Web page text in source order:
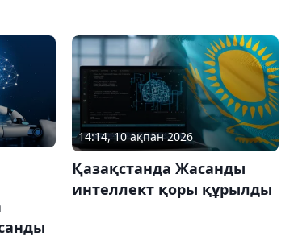
14:14, 10 ақпан 2026
Қазақстанда Жасанды
интеллект қоры құрылды